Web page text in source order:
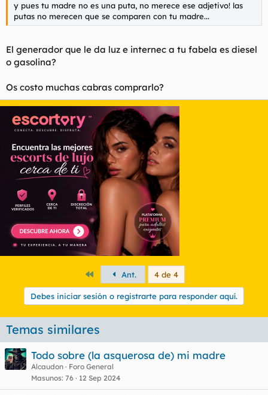
y pues tu madre no es una puta, no merece ese adjetivo! las
putas no merecen que se comparen con tu madre...
El generador que le da luz e internec a tu fabela es diesel
o gasolina?
Os costo muchas cabras comprarlo?
PrimeroAnt. 4 de 4
Debes iniciar sesión o registrarte para responder aquí.
Temas similares
Todo sobre (la asquerosa de) mi madre
Alcaudon
Foro General
Masunos 76 12 Sep 2024